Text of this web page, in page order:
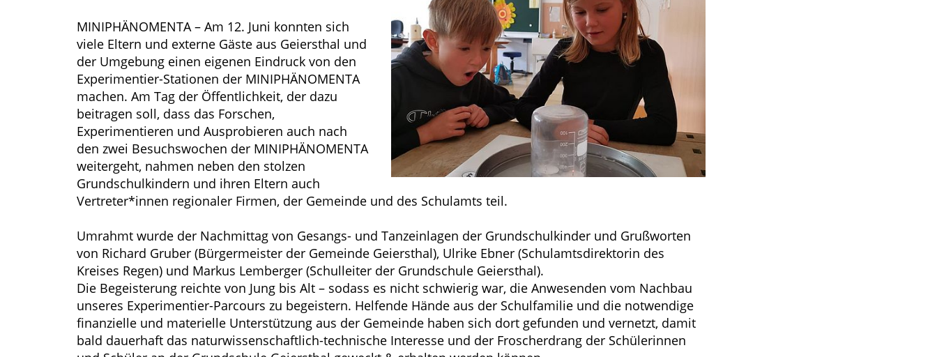
MINIPHÄNOMENTA – Am 12. Juni konnten sich
viele Eltern und externe Gäste aus Geiersthal und
der Umgebung einen eigenen Eindruck von den
Experimentier-Stationen der MINIPHÄNOMENTA
machen. Am Tag der Öffentlichkeit, der dazu
beitragen soll, dass das Forschen,
Experimentieren und Ausprobieren auch nach
den zwei Besuchswochen der MINIPHÄNOMENTA
weitergeht, nahmen neben den stolzen
Grundschulkindern und ihren Eltern auch
Vertreter*innen regionaler Firmen, der Gemeinde und des Schulamts teil.
Umrahmt wurde der Nachmittag von Gesangs- und Tanzeinlagen der Grundschulkinder und Grußworten
von Richard Gruber (Bürgermeister der Gemeinde Geiersthal), Ulrike Ebner (Schulamtsdirektorin des
Kreises Regen) und Markus Lemberger (Schulleiter der Grundschule Geiersthal).
Die Begeisterung reichte von Jung bis Alt – sodass es nicht schwierig war, die Anwesenden vom Nachbau
unseres Experimentier-Parcours zu begeistern. Helfende Hände aus der Schulfamilie und die notwendige
finanzielle und materielle Unterstützung aus der Gemeinde haben sich dort gefunden und vernetzt, damit
bald dauerhaft das naturwissenschaftlich-technische Interesse und der Froscherdrang der Schülerinnen